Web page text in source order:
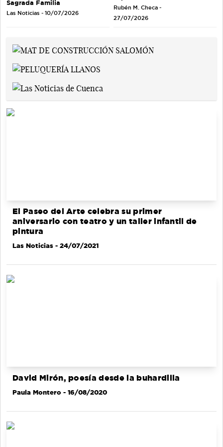
Sagrada Familia
Las Noticias - 10/07/2026
Rubén M. Checa -
27/07/2026
El Paseo del Arte celebra su primer
aniversario con teatro y un taller infantil de
pintura
Las Noticias - 24/07/2021
David Mirón, poesía desde la buhardilla
Paula Montero - 16/08/2020